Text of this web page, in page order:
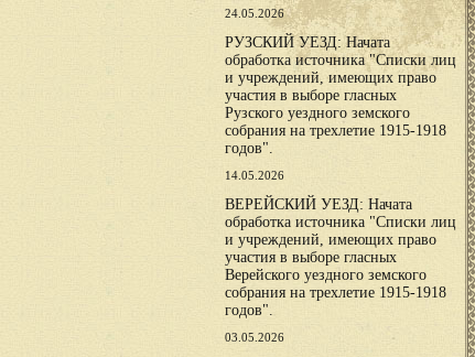
24.05.2026
РУЗСКИЙ УЕЗД: Начата
обработка источника "Списки лиц
и учреждений, имеющих право
участия в выборе гласных
Рузского уездного земского
собрания на трехлетие 1915-1918
годов".
14.05.2026
ВЕРЕЙСКИЙ УЕЗД: Начата
обработка источника "Списки лиц
и учреждений, имеющих право
участия в выборе гласных
Верейского уездного земского
собрания на трехлетие 1915-1918
годов".
03.05.2026